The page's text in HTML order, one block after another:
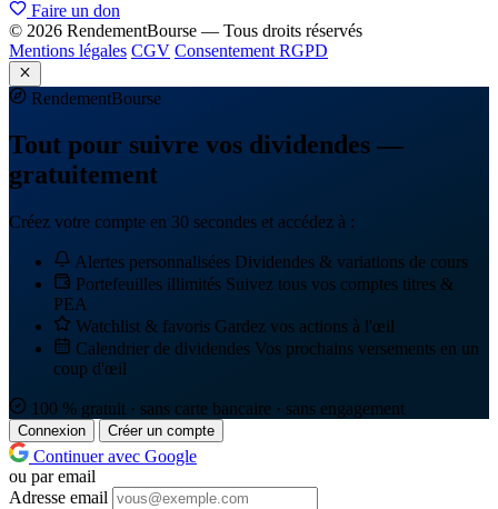
Faire un don
© 2026 RendementBourse — Tous droits réservés
Mentions légales CGV Consentement RGPD
RendementBourse
Tout pour suivre vos dividendes —
gratuitement
Créez votre compte en 30 secondes et accédez à :
Alertes personnalisées Dividendes & variations de cours
Portefeuilles illimités Suivez tous vos comptes titres &
PEA
Watchlist & favoris Gardez vos actions à l'œil
Calendrier de dividendes Vos prochains versements en un
coup d'œil
100 % gratuit · sans carte bancaire · sans engagement
Connexion Créer un compte
Continuer avec Google
ou par email
Adresse email